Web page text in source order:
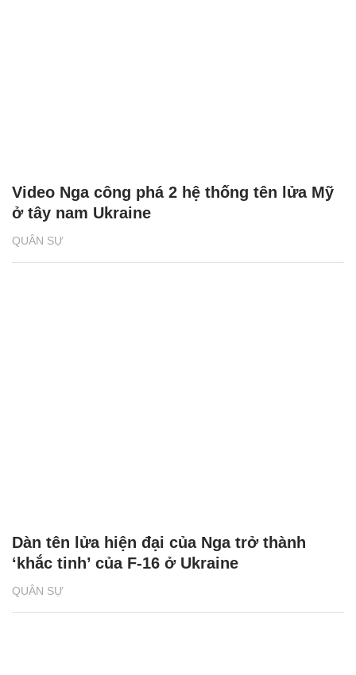
QUÂN SỰ
Video Nga công phá 2 hệ thống tên lửa Mỹ
ở tây nam Ukraine
QUÂN SỰ
Dàn tên lửa hiện đại của Nga trở thành
‘khắc tinh’ của F-16 ở Ukraine